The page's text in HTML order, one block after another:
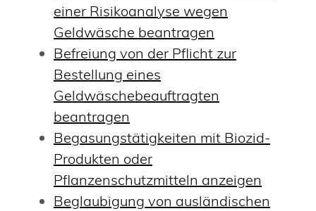
einer Risikoanalyse wegen
Geldwäsche beantragen
Befreiung von der Pflicht zur
Bestellung eines
Geldwäschebeauftragten
beantragen
Begasungstätigkeiten mit Biozid-
Produkten oder
Pflanzenschutzmitteln anzeigen
Beglaubigung von ausländischen